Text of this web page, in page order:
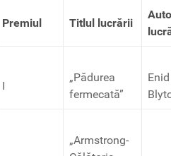
Premiul Titlul lucrării
I
„Pădurea
fermecată”
Enid
„Armstrong-